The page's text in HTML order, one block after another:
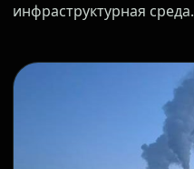
инфраструктурная среда.